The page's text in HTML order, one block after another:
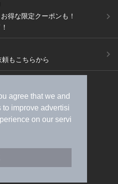
agree that we and
to improve advertisi
on our servi
得な限定クーポンも！
もこちらから
求）
広告出稿のご案内
タイルMEMBERS+規約
表記
ヘルプ
採用情報